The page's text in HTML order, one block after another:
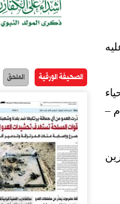
–
الصحيفة الورقية الملحق